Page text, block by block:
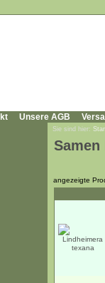
Unsere AGB
Sie sind hier:
Samen
angezeigte